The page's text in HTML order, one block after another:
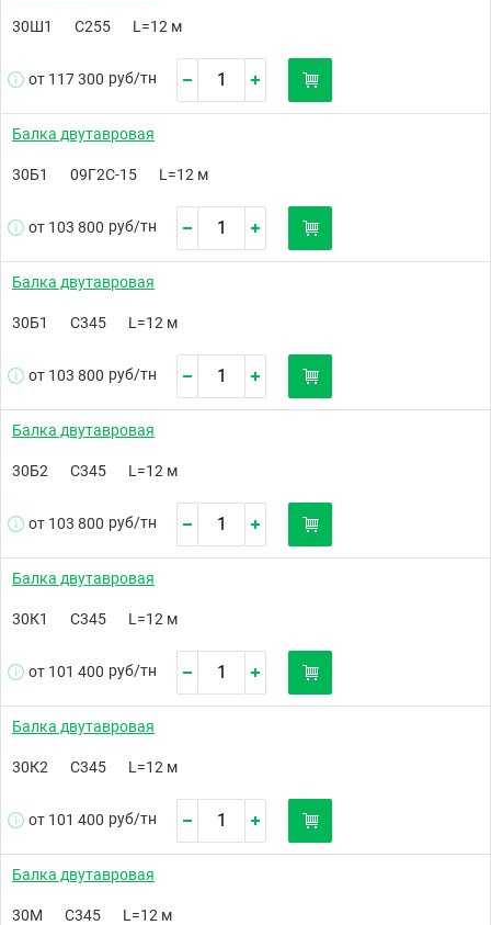
30Ш1 С255 L=12 м
от 117 300 руб/тн
Балка двутавровая
30Б1 09Г2С-15 L=12 м
от 103 800 руб/тн
Балка двутавровая
30Б1 С345 L=12 м
от 103 800 руб/тн
Балка двутавровая
30Б2 С345 L=12 м
от 103 800 руб/тн
Балка двутавровая
30К1 С345 L=12 м
от 101 400 руб/тн
Балка двутавровая
30К2 С345 L=12 м
от 101 400 руб/тн
Балка двутавровая
30М С345 L=12 м